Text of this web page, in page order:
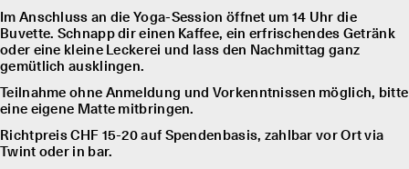
Im Anschluss an die Yoga-Session öffnet um 14 Uhr die
Buvette. Schnapp dir einen Kaffee, ein erfrischendes Getränk
oder eine kleine Leckerei und lass den Nachmittag ganz
gemütlich ausklingen.
Teilnahme ohne Anmeldung und Vorkenntnissen möglich, bitte
eine eigene Matte mitbringen.
Richtpreis CHF 15-20 auf Spendenbasis, zahlbar vor Ort via
Twint oder in bar.